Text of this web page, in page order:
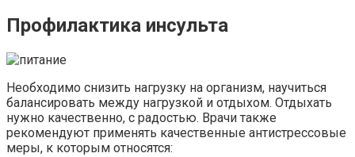
Профилактика инсульта
Необходимо снизить нагрузку на организм, научиться
балансировать между нагрузкой и отдыхом. Отдыхать
нужно качественно, с радостью. Врачи также
рекомендуют применять качественные антистрессовые
меры, к которым относятся: